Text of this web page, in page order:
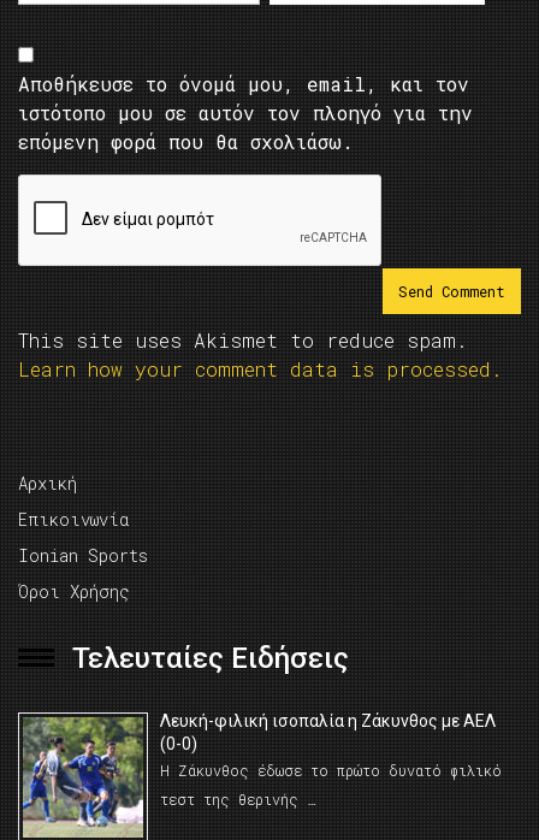
Αποθήκευσε το όνομά μου, email, και τον
ιστότοπο μου σε αυτόν τον πλοηγό για την
επόμενη φορά που θα σχολιάσω.
This site uses Akismet to reduce spam.
Learn how your comment data is processed.
Αρχική
Επικοινωνία
Ionian Sports
Όροι Χρήσης
Τελευταίες Ειδήσεις
Λευκή-φιλική ισοπαλία η Ζάκυνθος με ΑΕΛ
(0-0)
Η Ζάκυνθος έδωσε το πρώτο δυνατό φιλικό
τεστ της θερινής …